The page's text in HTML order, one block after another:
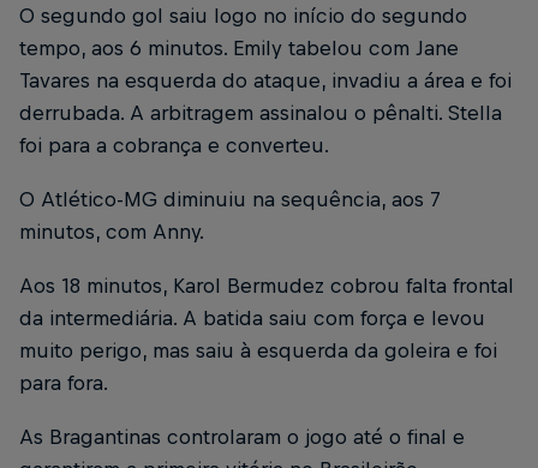
O segundo gol saiu logo no início do segundo
tempo, aos 6 minutos. Emily tabelou com Jane
Tavares na esquerda do ataque, invadiu a área e foi
derrubada. A arbitragem assinalou o pênalti. Stella
foi para a cobrança e converteu.
O Atlético-MG diminuiu na sequência, aos 7
minutos, com Anny.
Aos 18 minutos, Karol Bermudez cobrou falta frontal
da intermediária. A batida saiu com força e levou
muito perigo, mas saiu à esquerda da goleira e foi
para fora.
As Bragantinas controlaram o jogo até o final e